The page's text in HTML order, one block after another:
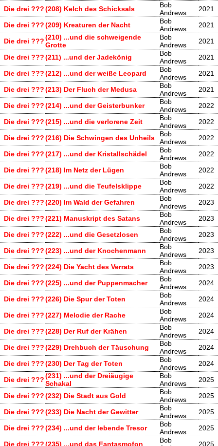
Die drei ???(208) Kelch des Schicksals
Bob
Andrews
2021
Die drei ???(209) Kreaturen der Nacht
Bob
Andrews
2021
Die drei ???(210) ...und die schweigende
Grotte
Bob
Andrews
2021
Die drei ???(211) ...und der Jadekönig
Bob
Andrews
2021
Die drei ???(212) ...und der weiße Leopard
Bob
Andrews
2021
Die drei ???(213) Der Fluch der Medusa
Bob
Andrews
2021
Die drei ???(214) ...und der Geisterbunker
Bob
Andrews
2022
Die drei ???(215) ...und die verlorene Zeit
Bob
Andrews
2022
Die drei ???(216) Die Schwingen des Unheils
Bob
Andrews
2022
Die drei ???(217) ...und der Kristallschädel
Bob
Andrews
2022
Die drei ???(218) Im Netz der Lügen
Bob
Andrews
2022
Die drei ???(219) ...und die Teufelsklippe
Bob
Andrews
2022
Die drei ???(220) Im Wald der Gefahren
Bob
Andrews
2023
Die drei ???(221) Manuskript des Satans
Bob
Andrews
2023
Die drei ???(222) ...und die Gesetzlosen
Bob
Andrews
2023
Die drei ???(223) ...und der Knochenmann
Bob
Andrews
2023
Die drei ???(224) Die Yacht des Verrats
Bob
Andrews
2023
Die drei ???(225) ...und der Puppenmacher
Bob
Andrews
2024
Die drei ???(226) Die Spur der Toten
Bob
Andrews
2024
Die drei ???(227) Melodie der Rache
Bob
Andrews
2024
Die drei ???(228) Der Ruf der Krähen
Bob
Andrews
2024
Die drei ???(229) Drehbuch der Täuschung
Bob
Andrews
2024
Die drei ???(230) Der Tag der Toten
Bob
Andrews
2024
Die drei ???(231) ...und der Dreiäugige
Schakal
Bob
Andrews
2025
Die drei ???(232) Die Stadt aus Gold
Bob
Andrews
2025
Die drei ???(233) Die Nacht der Gewitter
Bob
Andrews
2025
Die drei ???(234) ...und der lebende Tresor
Bob
Andrews
2025
Die drei ???(235) ...und das Fantasmofon
Bob
2025